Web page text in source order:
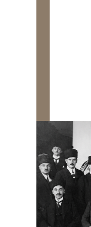
Bakanlıklar
Siyasi Partiler
Mülki İdare
Toplum ve Yaşam